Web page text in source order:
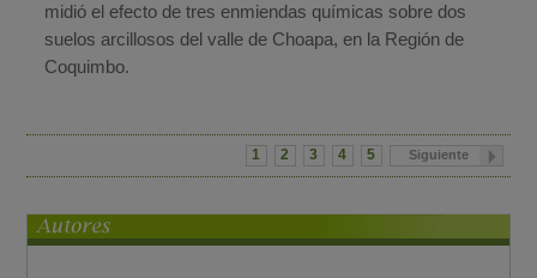
midió el efecto de tres enmiendas químicas sobre dos
suelos arcillosos del valle de Choapa, en la Región de
Coquimbo.
1 2 3 4 5 Siguiente